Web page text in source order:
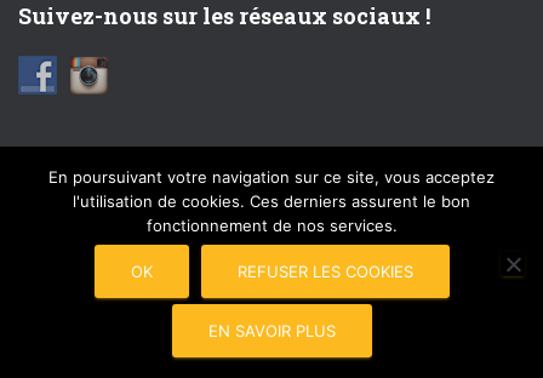
Suivez-nous sur les réseaux sociaux !
FACEBOOK INSTAGRAM MENTIONS LÉGALES
En poursuivant votre navigation sur ce site, vous acceptez
l'utilisation de cookies. Ces derniers assurent le bon
fonctionnement de nos services.
OK REFUSER LES COOKIES
EN SAVOIR PLUS